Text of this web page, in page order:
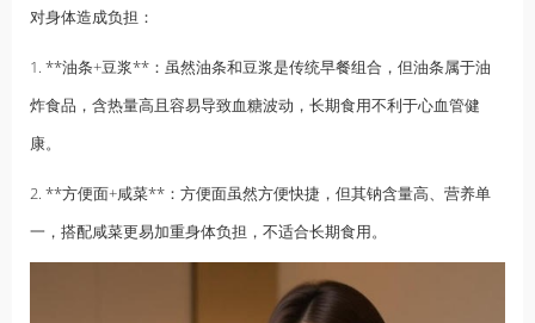
对身体造成负担：
1. **油条+豆浆**：虽然油条和豆浆是传统早餐组合，但油条属于油
炸食品，含热量高且容易导致血糖波动，长期食用不利于心血管健
康。
2. **方便面+咸菜**：方便面虽然方便快捷，但其钠含量高、营养单
一，搭配咸菜更易加重身体负担，不适合长期食用。